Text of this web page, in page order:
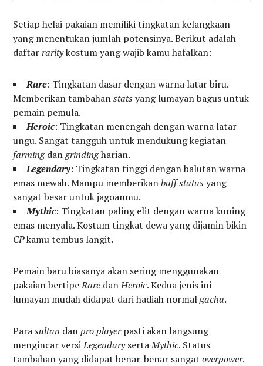
Setiap helai pakaian memiliki tingkatan kelangkaan
yang menentukan jumlah potensinya. Berikut adalah
daftarraritykostum yang wajib kamu hafalkan:
Rare: Tingkatan dasar dengan warna latar biru.
Memberikan tambahanstats yang lumayan bagus untuk
pemain pemula.
Heroic: Tingkatan menengah dengan warna latar
ungu. Sangat tangguh untuk mendukung kegiatan
farmingdangrindingharian.
Legendary: Tingkatan tinggi dengan balutan warna
emas mewah. Mampu memberikanbuff status yang
sangat besar untuk jagoanmu.
Mythic: Tingkatan paling elit dengan warna kuning
emas menyala. Kostum tingkat dewa yang dijamin bikin
CPkamu tembus langit.
Pemain baru biasanya akan sering menggunakan
pakaian bertipeRare danHeroic. Kedua jenis ini
lumayan mudah didapat dari hadiah normalgacha.
Parasultan danpro playerpasti akan langsung
mengincar versiLegendarysertaMythic. Status
tambahan yang didapat benar-benar sangatoverpower.